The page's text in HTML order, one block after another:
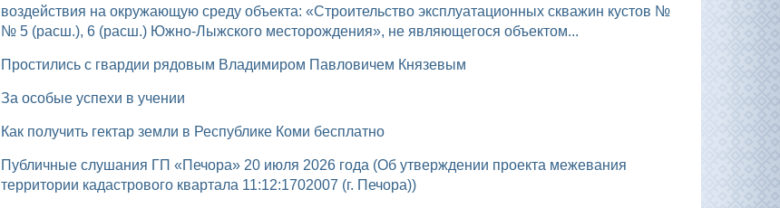
воздействия на окружающую среду объекта: «Строительство эксплуатационных скважин кустов №
№ 5 (расш.), 6 (расш.) Южно-Лыжского месторождения», не являющегося объектом...
Простились с гвардии рядовым Владимиром Павловичем Князевым
За особые успехи в учении
Как получить гектар земли в Республике Коми бесплатно
Публичные слушания ГП «Печора» 20 июля 2026 года (Об утверждении проекта межевания
территории кадастрового квартала 11:12:1702007 (г. Печора))